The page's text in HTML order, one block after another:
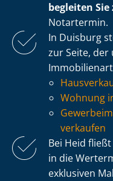
begleiten
Notartermin.
In Duisburg
zur Seite,
Wohnung
verkaufen
Bei Heid fließt
in die
exklusiven